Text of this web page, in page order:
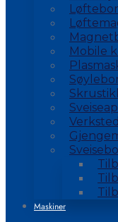
Mobile
Maskiner